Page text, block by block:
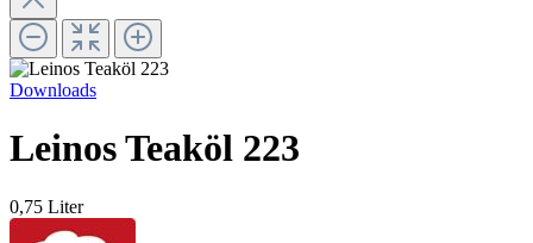
Downloads
Leinos Teaköl 223
0,75 Liter